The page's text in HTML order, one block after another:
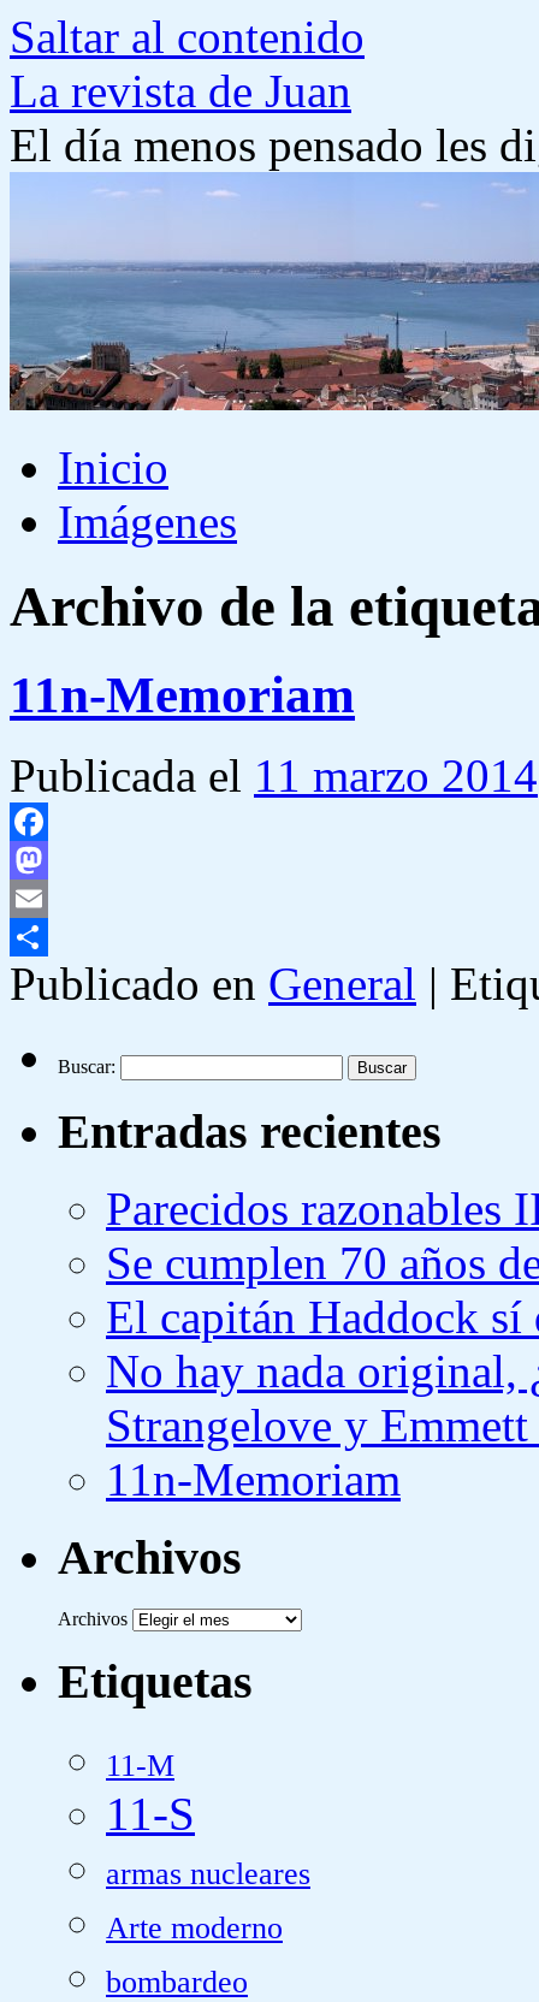
Saltar al contenido
La revista de Juan
El día menos pensado les
Inicio
Imágenes
Archivo de la
11n-Memoriam
Publicada el 11 marzo 2014
Facebook
Mastodon
Email
Compartir
Publicado en General |
Buscar:
Entradas recientes
Parecidos razonables
Se cumplen 70 años
El capitán Haddock sí
No hay nada original,
Strangelove y
11n-Memoriam
Archivos
Archivos
Etiquetas
11-M
11-S
armas nucleares
Arte moderno
bombardeo